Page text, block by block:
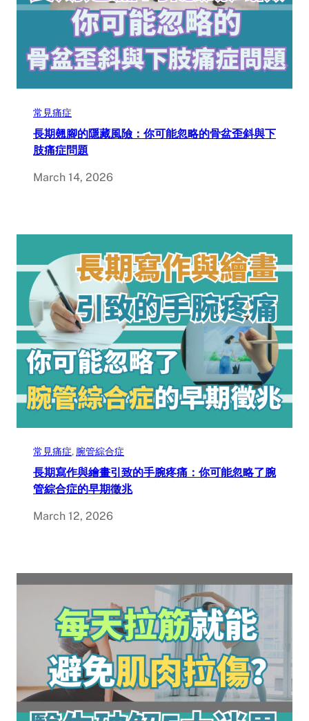
常見痛症
長期翹腳的隱藏風險：你可能忽略的骨盆歪斜與下
肢痛症問題
March 14, 2026
常見痛症, 腕管綜合症
長期寫作與繪畫引致的手腕疼痛：你可能忽略了腕
管綜合症的早期徵兆
March 12, 2026